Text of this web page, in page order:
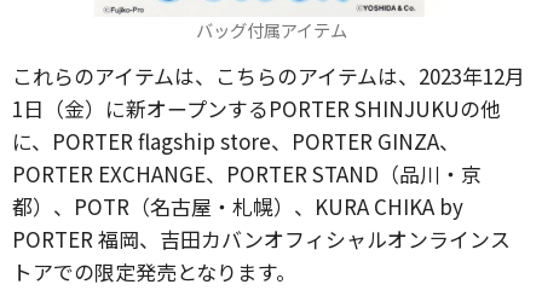
バッグ付属アイテム
これらのアイテムは、こちらのアイテムは、2023年12月
1日（金）に新オープンするPORTER SHINJUKUの他
に、PORTER flagship store、PORTER GINZA、
PORTER EXCHANGE、PORTER STAND（品川・京
都）、POTR（名古屋・札幌）、KURA CHIKA by
PORTER 福岡、吉田カバンオフィシャルオンラインス
トアでの限定発売となります。